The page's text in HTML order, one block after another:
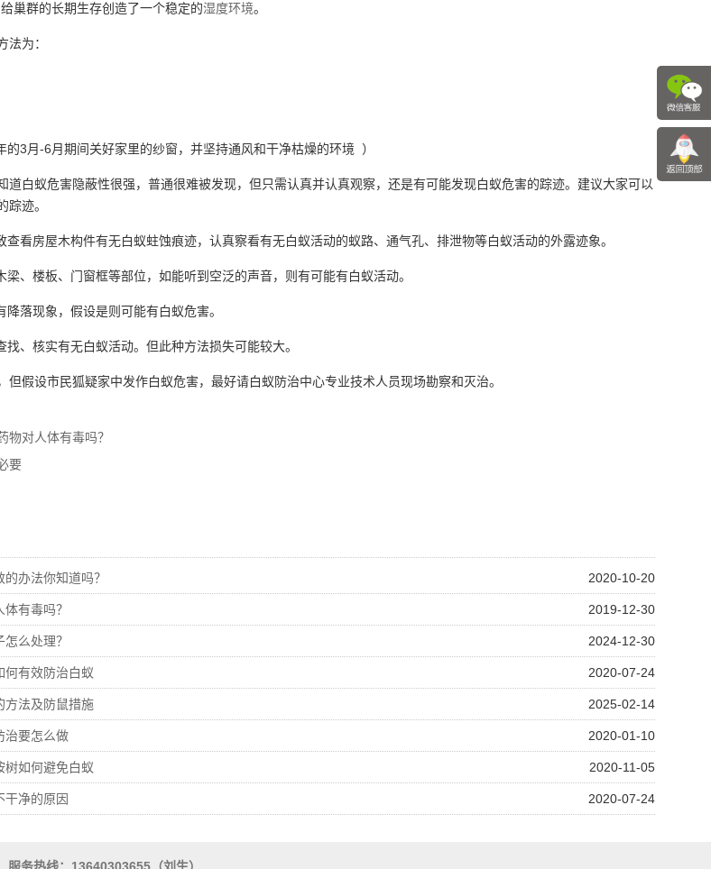
巢群的长期生存创造了一个稳定的湿度环境。
法为：
3月-6月期间关好家里的纱窗，并坚持通风和干净枯燥的环境 ）
道白蚁危害隐蔽性很强，普通很难被发现，但只需认真并认真观察，还是有可能发现白蚁危害的踪迹。建议大家可以
踪迹。
查看房屋木构件有无白蚁蛀蚀痕迹，认真察看有无白蚁活动的蚁路、通气孔、排泄物等白蚁活动的外露迹象。
梁、楼板、门窗框等部位，如能听到空泛的声音，则有可能有白蚁活动。
降落现象，假设是则可能有白蚁危害。
、核实有无白蚁活动。但此种方法损失可能较大。
但假设市民狐疑家中发作白蚁危害，最好请白蚁防治中心专业技术人员现场勘察和灭治。
物对人体有毒吗？
要
2020-10-20
办法你知道吗？
2019-12-30
有毒吗？
2024-12-30
么处理？
2020-07-24
何有效防治白蚁
2025-02-14
方法及防鼠措施
2020-01-10
治要怎么做
2020-11-05
树如何避免白蚁
2020-07-24
干净的原因